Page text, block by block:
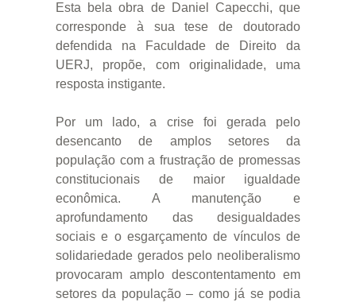
Esta bela obra de Daniel Capecchi, que
corresponde à sua tese de doutorado
defendida na Faculdade de Direito da
UERJ, propõe, com originalidade, uma
resposta instigante.
Por um lado, a crise foi gerada pelo
desencanto de amplos setores da
população com a frustração de promessas
constitucionais de maior igualdade
econômica. A manutenção e
aprofundamento das desigualdades
sociais e o esgarçamento de vínculos de
solidariedade gerados pelo neoliberalismo
provocaram amplo descontentamento em
setores da população – como já se podia